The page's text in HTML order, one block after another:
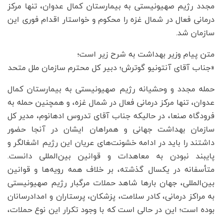
مجدد رژیم صهیونیستی به بیمارستان کمال عدوان، تنها مرکز
درمانی فعال در شمال غزه را محکوم و خواستار اقدام فوری این
سازمان شد.
متن پیام وزیر بهداشت به شرح زیر است؛
«جناب آقای آنتونیو گوترش؛ دبیر کل محترم سازمان ملل متحد
حمله مجدد و وحشیانه رژیم صهیونیستی به بیمارستان کمال
عدوان، تنها مرکز درمانی فعال در شمال غزه، و همچنین حمله به
فرودگاه صنعا، در حالیکه جناب آقای تدروس ادهانوم، مدیر کل
سازمان بهداشت جهانی و همراهان ایشان در آنجا حضور
داشتند را باید در ادامه خشونت‌های عریان این رژیم اشغالگر و
پایبند نبودن به معاهدات و قوانین بین‌المللی دانست.
متأسفانه در یکسال گذشته، بر خلاف همه رویه‌ها و قوانین
بین‌المللی، جهان بارها شاهد حملات مرگبار رژیم صهیونیستی
به مراکز درمانی، کادر سلامت، پزشکان، پرستاران و امدادرسانان
بوده است؛ این در حالی است که با وجود تکرار این نوع حملات،